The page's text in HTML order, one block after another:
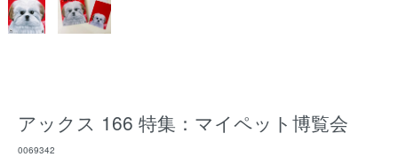
アックス 166 特集：マイペット博覧会
0069342